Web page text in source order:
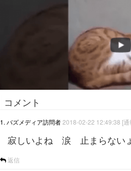
コメント
1. バズメディア訪問者2018-02-22 12:49:38 [
寂しいよね 涙 止まらない
返信